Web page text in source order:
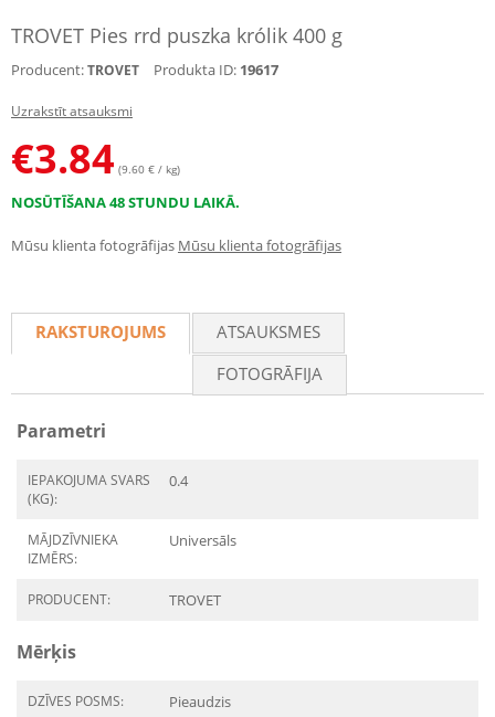
TROVET Pies rrd puszka królik 400 g
Producent:TROVET Produkta ID: 19617
Uzrakstīt atsauksmi
€3.84 (9.60 € / kg)
NOSŪTĪŠANA 48 STUNDU LAIKĀ.
Mūsu klienta fotogrāfijas Mūsu klienta fotogrāfijas
RAKSTUROJUMS
ATSAUKSMES
FOTOGRĀFIJA
Parametri
IEPAKOJUMA SVARS
(KG):
0.4
MĀJDZĪVNIEKA
IZMĒRS:
Universāls
PRODUCENT: TROVET
Mērķis
DZĪVES POSMS: Pieaudzis